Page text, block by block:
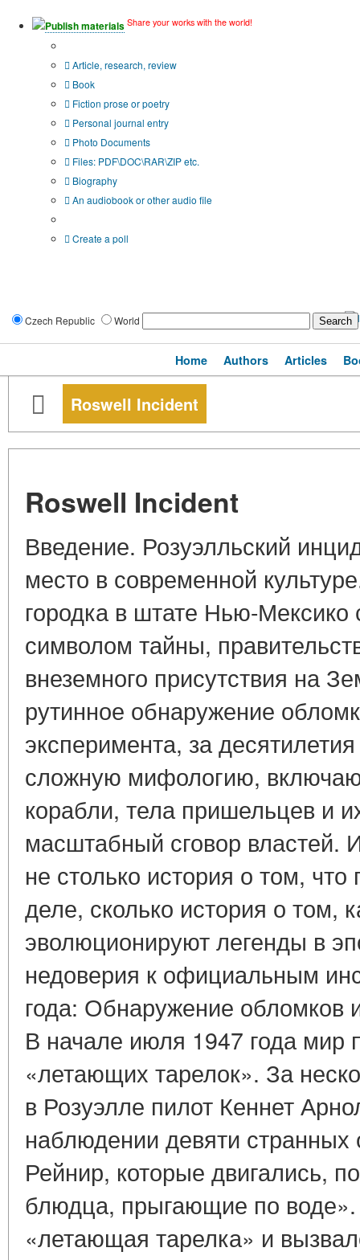
Publish materials Share your works with the world!
Article, research, review
Book
Fiction prose or poetry
Personal journal entry
Photo Documents
Files: PDF\DOC\RAR\ZIP etc.
Biography
An audiobook or other audio file
Create a poll
Czech Republic World
Home Authors Articles
Roswell Incident
Roswell Incident
Введение. Розуэлльский
место в современной
городка в штате Нью-
символом тайны,
внеземного присутствия на
рутинное обнаружение
эксперимента, за
сложную мифологию,
корабли, тела пришельцев и
масштабный сговор властей.
не столько история о том,
деле, сколько история о том,
эволюционируют легенды в
недоверия к официальным
года: Обнаружение обломков
В начале июля 1947 года мир
«летающих тарелок». За
в Розуэлле пилот Кеннет
наблюдении девяти странных
Рейнир, которые двигались,
блюдца, прыгающие по
«летающая тарелка» и